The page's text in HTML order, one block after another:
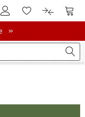
Zum KundenkontoZum Merkzettel.
Zum Zum
»